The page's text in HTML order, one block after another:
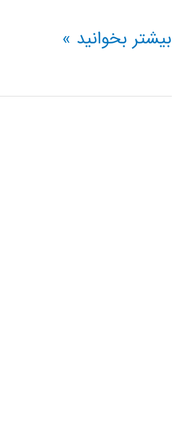
خوشه
(clustering)
بیشتر بخوانید »